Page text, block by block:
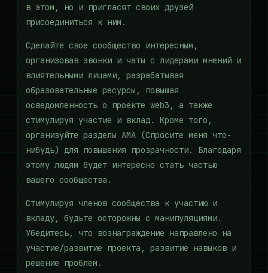
в этом, но и пригласят своих друзей
присоединиться к ним.
Сделайте свое сообщество интересным,
организовав звонки и чаты с лидерами мнений и
влиятельными лицами, разрабатывая
образовательные ресурсы, повышая
осведомленность о проекте web3, а также
стимулируя участие и вклад. Кроме того,
организуйте разделы AMA (Спросите меня что-
нибудь) для повышения прозрачности. Благодаря
этому людям будет интересно стать частью
вашего сообщества.
Стимулируя членов сообщества к участию и
вкладу, будьте осторожны с манипуляциями.
Убедитесь, что вознаграждение направлено на
участие/развитие проекта, развитие навыков и
решение проблем.